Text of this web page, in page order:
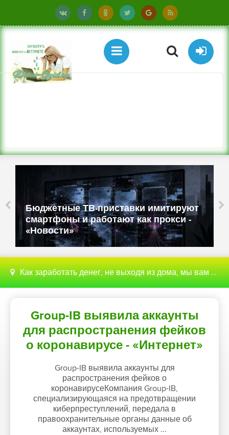
Бюджетные ТВ-приставки имитируют
смартфоны и работают как прокси -
«Новости»
Как заработать денег, не выходя из дома, мы вам поможем с этим разобраться
Group-IB выявила аккаунты
для распространения фейков
о коронавирусе - «Интернет»
Group-IB выявила аккаунты для
распространения фейков о
коронавирусеКомпания Group-IB,
специализирующаяся на предотвращении
киберпреступлений, передала в
правоохранительные органы данные об
аккаунтах, используемых ...